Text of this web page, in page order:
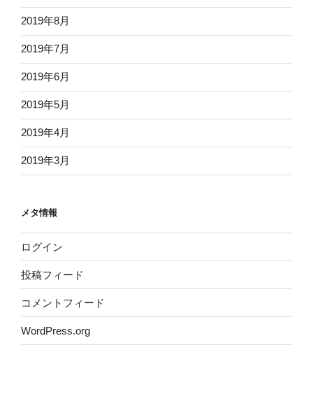
2019年8月
2019年7月
2019年6月
2019年5月
2019年4月
2019年3月
メタ情報
ログイン
投稿フィード
コメントフィード
WordPress.org